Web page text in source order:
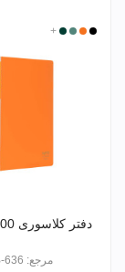
مشکی
زردسدری
یشمی
+
دفتر کلاسوری 100 برگ A5
مرجع: NB-636